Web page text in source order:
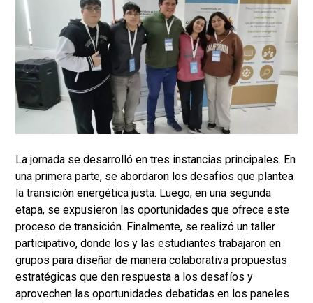
La jornada se desarrolló en tres instancias principales. En
una primera parte, se abordaron los desafíos que plantea
la transición energética justa. Luego, en una segunda
etapa, se expusieron las oportunidades que ofrece este
proceso de transición. Finalmente, se realizó un taller
participativo, donde los y las estudiantes trabajaron en
grupos para diseñar de manera colaborativa propuestas
estratégicas que den respuesta a los desafíos y
aprovechen las oportunidades debatidas en los paneles